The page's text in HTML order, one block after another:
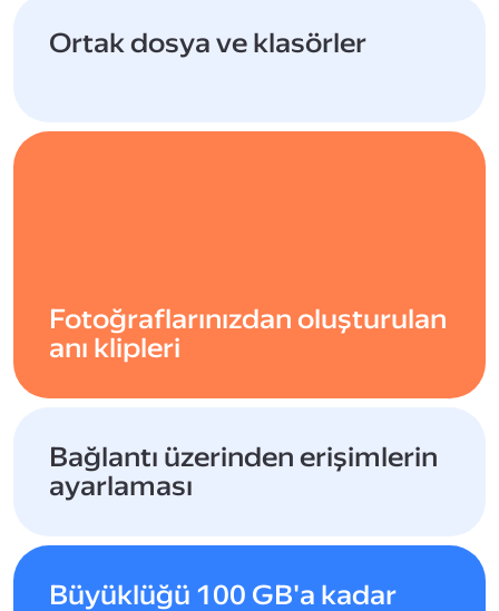
Fotoğraflarınızdan oluşturulan
anı klipleri
Ortak dosya ve klasörler
Bağlantı üzerinden erişimlerin
ayarlaması
Büyüklüğü 100 GB'a kadar